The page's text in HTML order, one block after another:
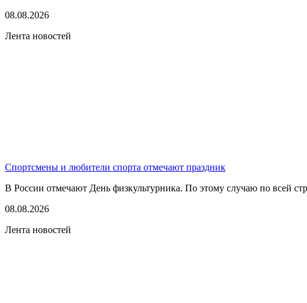
08.08.2026
Лента новостей
Спортсмены и любители спорта отмечают праздник
В России отмечают День физкультурника. По этому случаю по всей
08.08.2026
Лента новостей